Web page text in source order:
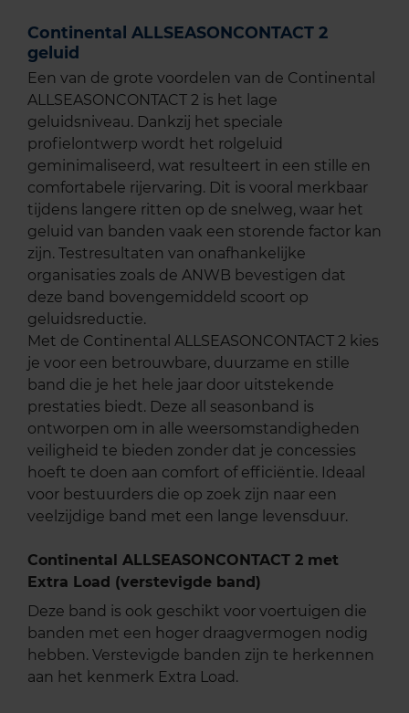
Continental ALLSEASONCONTACT 2
geluid
Een van de grote voordelen van de Continental
ALLSEASONCONTACT 2 is het lage
geluidsniveau. Dankzij het speciale
profielontwerp wordt het rolgeluid
geminimaliseerd, wat resulteert in een stille en
comfortabele rijervaring. Dit is vooral merkbaar
tijdens langere ritten op de snelweg, waar het
geluid van banden vaak een storende factor kan
zijn. Testresultaten van onafhankelijke
organisaties zoals de ANWB bevestigen dat
deze band bovengemiddeld scoort op
geluidsreductie.
Met de Continental ALLSEASONCONTACT 2 kies
je voor een betrouwbare, duurzame en stille
band die je het hele jaar door uitstekende
prestaties biedt. Deze all seasonband is
ontworpen om in alle weersomstandigheden
veiligheid te bieden zonder dat je concessies
hoeft te doen aan comfort of efficiëntie. Ideaal
voor bestuurders die op zoek zijn naar een
veelzijdige band met een lange levensduur.
Continental ALLSEASONCONTACT 2 met
Extra Load (verstevigde band)
Deze band is ook geschikt voor voertuigen die
banden met een hoger draagvermogen nodig
hebben. Verstevigde banden zijn te herkennen
aan het kenmerk Extra Load.